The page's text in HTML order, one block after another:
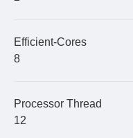
Efficient-Cores
8
Processor Thread
12